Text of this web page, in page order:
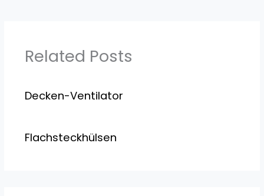
Related Posts
Decken-Ventilator
Flachsteckhülsen